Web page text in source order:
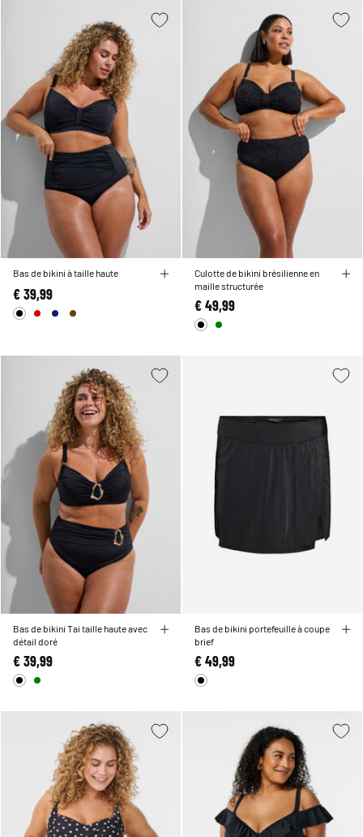
Bas de bikini à taille haute
€ 39,99
Culotte de bikini brésilienne en
maille structurée
€ 49,99
Bas de bikini Tai taille haute avec
détail doré
€ 39,99
Bas de bikini portefeuille à coupe
brief
€ 49,99